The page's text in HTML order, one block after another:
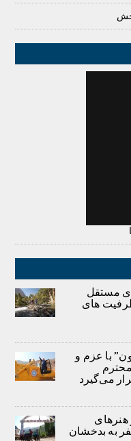
مستقل
های
با عزم و
می‌گیرد
به بدخشان